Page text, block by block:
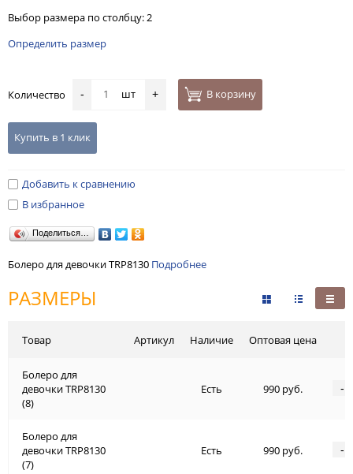
Выбор размера по столбцу: 2
Определить размер
Количество - шт + В корзину
Купить в 1 клик
Добавить к сравнению
В избранное
Поделиться…
Болеро для девочки TRP8130 Подробнее
РАЗМЕРЫ
Товар
Болеро для
девочки TRP8130
(8)
Болеро для
девочки TRP8130
(7)
Артикул Наличие Оптовая цена
Есть 990 руб. -
Есть 990 руб. -